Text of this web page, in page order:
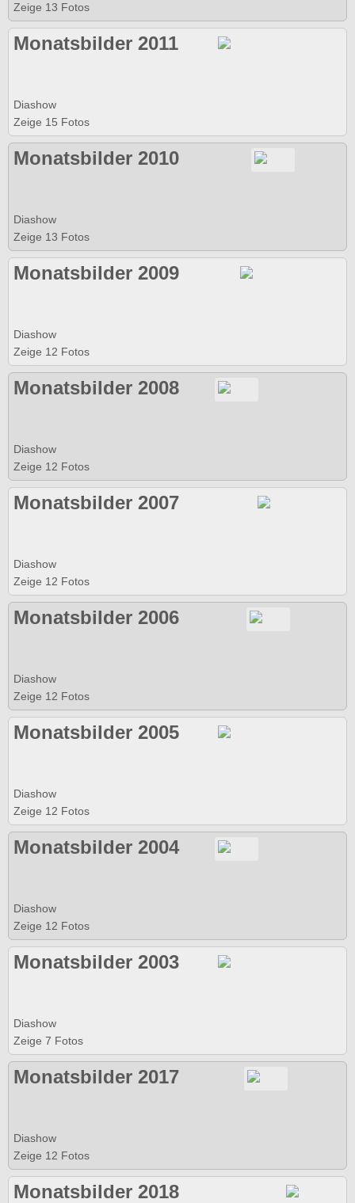
Zeige 13 Fotos
Monatsbilder 2011
Diashow
Zeige 15 Fotos
Monatsbilder 2010
Diashow
Zeige 13 Fotos
Monatsbilder 2009
Diashow
Zeige 12 Fotos
Monatsbilder 2008
Diashow
Zeige 12 Fotos
Monatsbilder 2007
Diashow
Zeige 12 Fotos
Monatsbilder 2006
Diashow
Zeige 12 Fotos
Monatsbilder 2005
Diashow
Zeige 12 Fotos
Monatsbilder 2004
Diashow
Zeige 12 Fotos
Monatsbilder 2003
Diashow
Zeige 7 Fotos
Monatsbilder 2017
Diashow
Zeige 12 Fotos
Monatsbilder 2018